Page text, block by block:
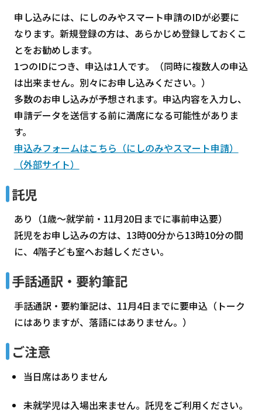
申し込みには、にしのみやスマート申請のIDが必要に
なります。新規登録の方は、あらかじめ登録しておくこ
とをお勧めします。
1つのIDにつき、申込は1人です。（同時に複数人の申込
は出来ません。別々にお申し込みください。）
多数のお申し込みが予想されます。申込内容を入力し、
申請データを送信する前に満席になる可能性がありま
す。
申込みフォームはこちら（にしのみやスマート申請）
（外部サイト）
託児
あり（1歳～就学前・11月20日までに事前申込要）
託児をお申し込みの方は、13時00分から13時10分の間
に、4階子ども室へお越しください。
手話通訳・要約筆記
手話通訳・要約筆記は、11月4日までに要申込（トーク
にはありますが、落語にはありません。）
ご注意
当日席はありません
未就学児は入場出来ません。託児をご利用ください。